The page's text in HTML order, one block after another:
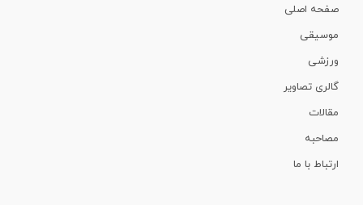
صفحه اصلی
موسیقی
ورزشی
گالری تصاویر
مقالات
مصاحبه
ارتباط با ما